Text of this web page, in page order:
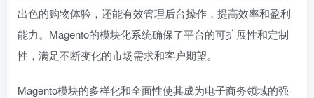
出色的购物体验，还能有效管理后台操作，提高效率和盈利
能力。Magento的模块化系统确保了平台的可扩展性和定制
性，满足不断变化的市场需求和客户期望。
Magento模块的多样化和全面性使其成为电子商务领域的强